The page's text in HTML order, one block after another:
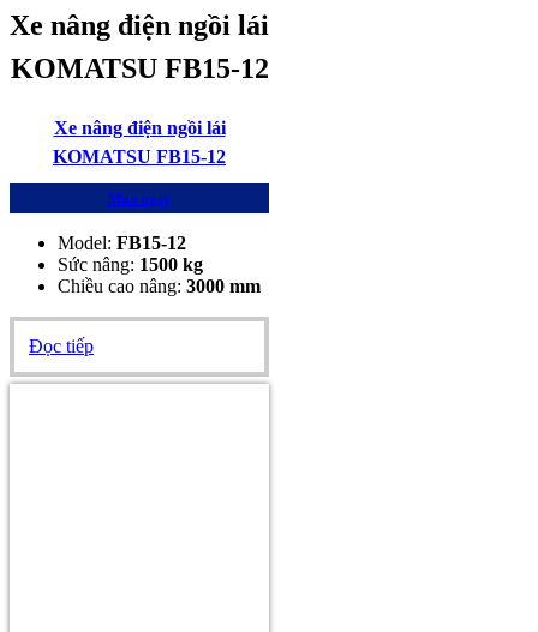
Xe nâng điện ngồi lái
KOMATSU FB15-12
Xe nâng điện ngồi lái
KOMATSU FB15-12
Mua ngay
Model: FB15-12
Sức nâng: 1500 kg
Chiều cao nâng: 3000 mm
Đọc tiếp